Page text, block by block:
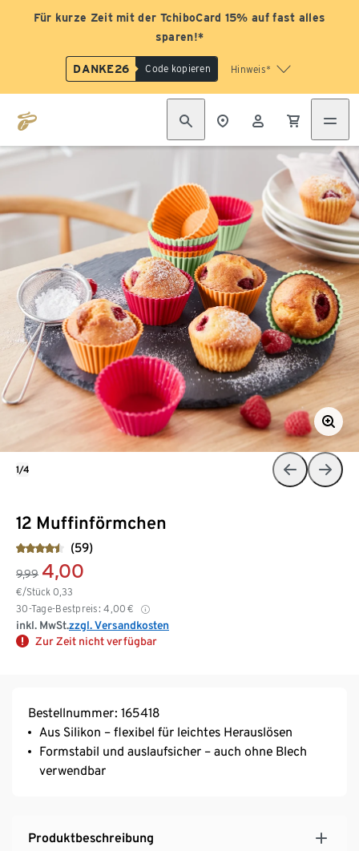
Für kurze Zeit mit der TchiboCard 15% auf fast alles
sparen!*
DANKE26 Code kopieren Hinweis*
12 Muffinförmchen
(59)
9,99 4,00
€/Stück 0,33
30-Tage-Bestpreis: 4,00 €
inkl. MwSt.zzgl. Versandkosten
Zur Zeit nicht verfügbar
1/4
Bestellnummer: 165418
Aus Silikon – flexibel für leichtes Herauslösen
Formstabil und auslaufsicher – auch ohne Blech
verwendbar
Produktbeschreibung